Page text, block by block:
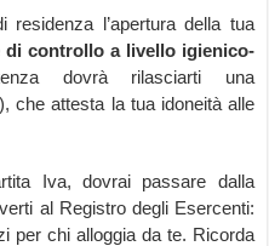
l’apertura della tua
di controllo a livello igienico-
dovrà rilasciarti una
che attesta la tua idoneità alle
Iva, dovrai passare dalla
al Registro degli Esercenti:
per chi alloggia da te. Ricorda